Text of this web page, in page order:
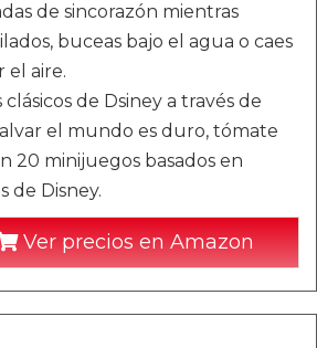
de sincorazón mientras
buceas bajo el agua o caes
el aire.
clásicos de Dsiney a través de
el mundo es duro, tómate
20 minijuegos basados en
de Disney.
Ver precios en Amazon